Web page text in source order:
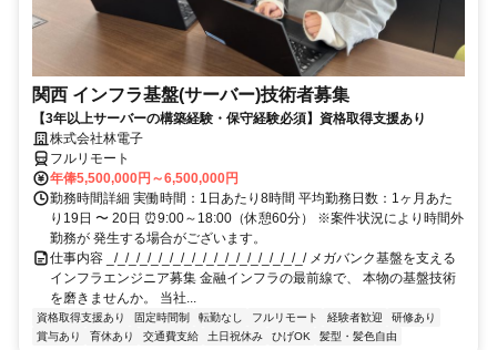
関西 インフラ基盤(サーバー)技術者募集
【3年以上サーバーの構築経験・保守経験必須】資格取得支援あり
株式会社林電子
フルリモート
年俸5,500,000円～6,500,000円
勤務時間詳細 実働時間：1日あたり8時間 平均勤務日数：1ヶ月あた
り19日 〜 20日 ⏰9:00～18:00（休憩60分） ※案件状況により時間外
勤務が 発生する場合がございます。
仕事内容 _/_/_/_/_/_/_/_/_/_/_/_/_/_/_/_/_/_/ メガバンク基盤を支える
インフラエンジニア募集 金融インフラの最前線で、 本物の基盤技術
を磨きませんか。 当社...
資格取得支援あり 固定時間制 転勤なし フルリモート 経験者歓迎
研修あり
賞与あり
育休あり 交通費支給 土日祝休み ひげOK 髪型・髪色自由